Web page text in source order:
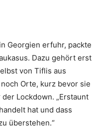
Georgien erfuhr, packte
Dazu gehört erst
von Tiflis aus
Orte, kurz bevor sie
Lockdown. „Erstaunt
hat und dass
überstehen.“